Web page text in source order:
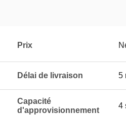
Prix
Délai de livraison 5
Capacité
d'approvisionnement
4